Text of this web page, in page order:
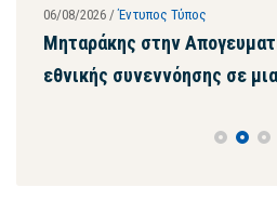
06/08/2026 /Έντυπος Τύπος
Μηταράκης στην
εθνικής συνεννόησης σε